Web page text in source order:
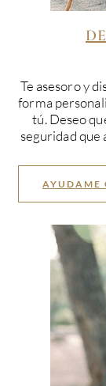
Te asesoro y
forma
tú. Deseo
seguridad que
AYUDAME